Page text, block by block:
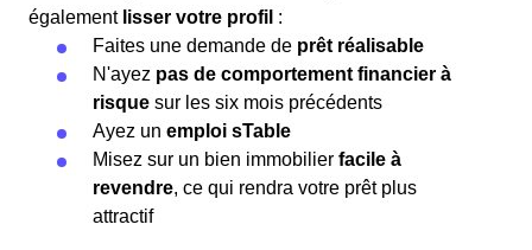
également lisser votre profil :
Faites une demande de prêt réalisable
N'ayez pas de comportement financier à
risque sur les six mois précédents
Ayez un emploi sTable
Misez sur un bien immobilier facile à
revendre, ce qui rendra votre prêt plus
attractif